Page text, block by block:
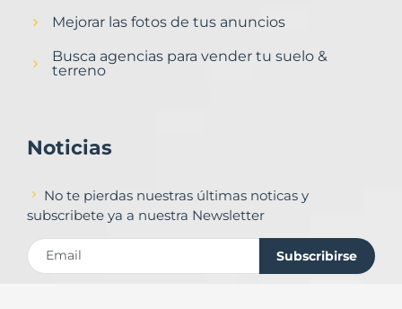
Mejorar las fotos de tus anuncios
Busca agencias para vender tu suelo &
terreno
Noticias
No te pierdas nuestras últimas noticas y
subscribete ya a nuestra Newsletter
Subscribirse